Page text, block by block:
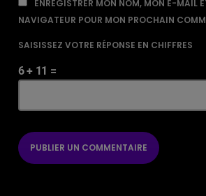
ENREGISTRER MON NOM, MON E-MAIL
NAVIGATEUR POUR MON PROCHAIN
SAISISSEZ VOTRE RÉPONSE EN CHIFFRES
6 + 11 =